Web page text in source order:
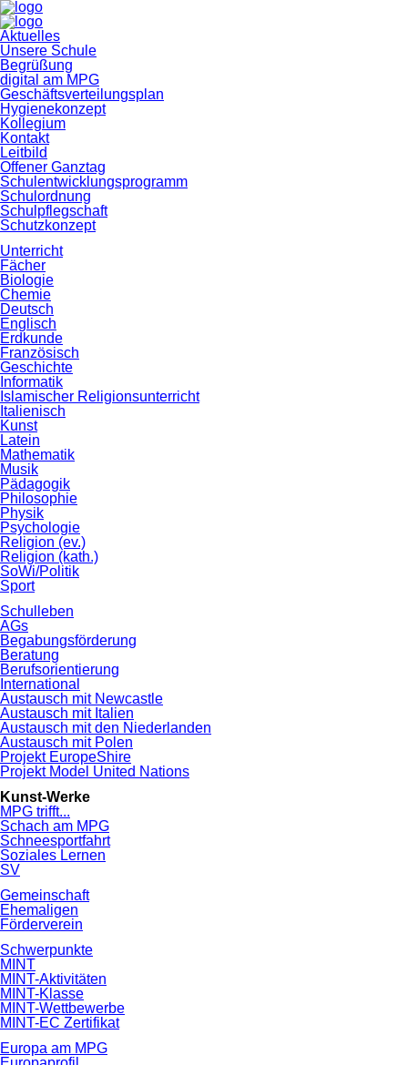
Navigation
überspringen
Aktuelles
Unsere Schule
Begrüßung
digital am MPG
Geschäftsverteilungsplan
Hygienekonzept
Kollegium
Kontakt
Leitbild
Offener Ganztag
Schulentwicklungsprogramm
Schulordnung
Schulpflegschaft
Schutzkonzept
Unterricht
Fächer
Biologie
Chemie
Deutsch
Englisch
Erdkunde
Französisch
Geschichte
Informatik
Islamischer Religionsunterricht
Italienisch
Kunst
Latein
Mathematik
Musik
Pädagogik
Philosophie
Physik
Psychologie
Religion (ev.)
Religion (kath.)
SoWi/Politik
Sport
Schulleben
AGs
Begabungsförderung
Beratung
Berufsorientierung
International
Austausch mit Newcastle
Austausch mit Italien
Austausch mit den Niederlanden
Austausch mit Polen
Projekt EuropeShire
Projekt Model United Nations
Kunst-Werke
MPG trifft...
Schach am MPG
Schneesportfahrt
Soziales Lernen
SV
Gemeinschaft
Ehemaligen
Förderverein
Schwerpunkte
MINT
MINT-Aktivitäten
MINT-Klasse
MINT-Wettbewerbe
MINT-EC Zertifikat
Europa am MPG